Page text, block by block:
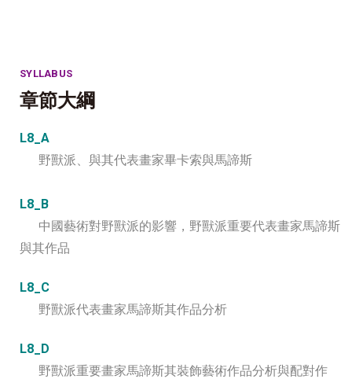
SYLLABUS
章節大綱
L8_A
野獸派、與其代表畫家畢卡索與馬諦斯
L8_B
中國藝術對野獸派的影響，野獸派重要代表畫家馬諦斯
與其作品
L8_C
野獸派代表畫家馬諦斯其作品分析
L8_D
野獸派重要畫家馬諦斯其裝飾藝術作品分析與配對作